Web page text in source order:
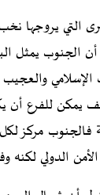
التي يروجها نخب
الجنوب يمثل
للفرع أن
فالجنوب مركز
الدولي لكنه